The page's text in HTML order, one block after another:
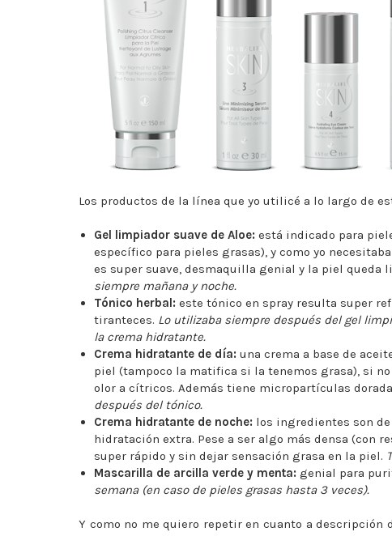
Los productos de la línea que yo utilicé a lo largo de
Gel limpiador suave de Aloe: está indicado para
específico para pieles grasas), y como yo
es super suave, desmaquilla genial y la piel queda
siempre mañana y noche.
Tónico herbal:este tónico en spray resulta super
tiranteces. Lo utilizaba siempre después del gel
la crema hidratante.
Crema hidratante de día:una crema a base de
piel (tampoco la matifica si la tenemos grasa), si
olor a cítricos. Además tiene micropartículas
después del tónico.
Crema hidratante de noche: los ingredientes son
hidratación extra. Pese a ser algo más densa (con
super rápido y sin dejar sensación grasa en la piel.
Mascarilla de arcilla verde y menta: genial para
semana (en caso de pieles grasas hasta 3 veces).
Y como no me quiero repetir en cuanto a descripción